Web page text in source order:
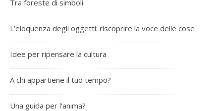
Tra foreste di simboli
L’eloquenza degli oggetti: riscoprire la voce delle cose
Idee per ripensare la cultura
A chi appartiene il tuo tempo?
Una guida per l’anima?